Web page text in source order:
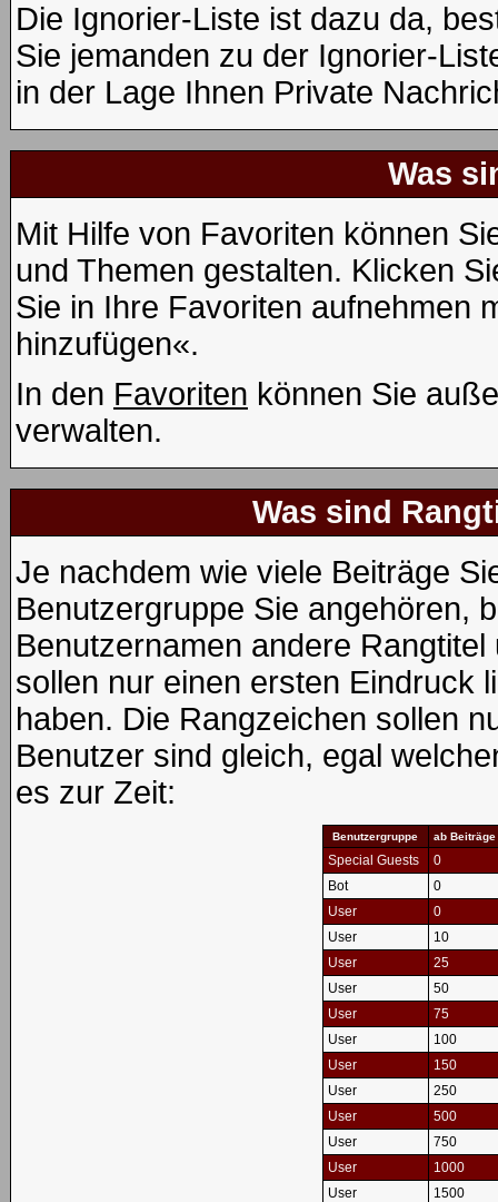
Die Ignorier-Liste ist dazu da,
Sie jemanden zu der Ignorier-
in der Lage Ihnen Private
Was
Mit Hilfe von Favoriten können
und Themen gestalten. Klicken
Sie in Ihre Favoriten aufnehmen
hinzufügen«.
In den Favoriten können Sie
verwalten.
Was sind
Je nachdem wie viele Beiträge
Benutzergruppe Sie angehören,
Benutzernamen andere
sollen nur einen ersten Eindruck
haben. Die Rangzeichen sollen
Benutzer sind gleich, egal
es zur Zeit:
Benutzergruppe ab Beiträge
Special Guests
0
Bot
0
User
0
User
10
User
25
User
50
User
75
User
100
User
150
User
250
User
500
User
750
User
1000
User
1500